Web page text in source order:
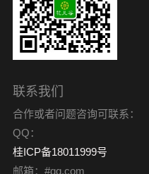
联系我们
合作或者问题咨询可联系：
QQ：
桂ICP备18011999号
邮箱：#qq.com